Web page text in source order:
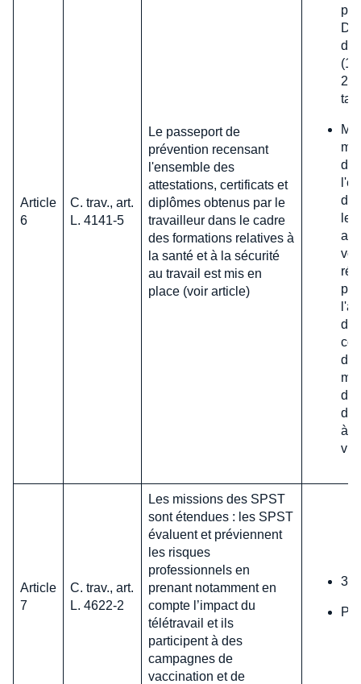
Article
6
C. trav., art.
L. 4141-5
Le passeport de
prévention recensant
l'ensemble des
attestations, certificats et
diplômes obtenus par le
travailleur dans le cadre
des formations relatives à
la santé et à la sécurité
au travail est mis en
place (voir article)
de
le
de
du
à
Article
7
C. trav., art.
L. 4622-2
Les missions des SPST
sont étendues : les SPST
évaluent et préviennent
les risques
professionnels en
prenant notamment en
compte l’impact du
télétravail et ils
participent à des
campagnes de
vaccination et de
31